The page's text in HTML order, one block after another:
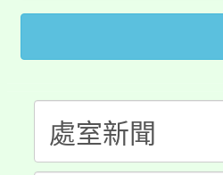
視費優惠
者。
大園自造
份教師增
大溪自造
份教師研習
淨零綠生
會
115年食